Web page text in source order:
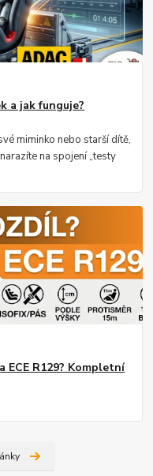
a jak funguje?
miminko nebo starší dítě,
na spojení „testy
ECE R129? Kompletní